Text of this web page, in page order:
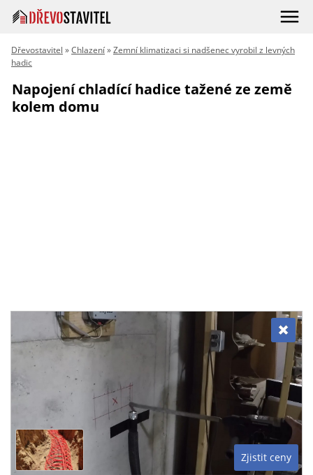
Dřevostavitel »Chlazení»Zemní klimatizaci si nadšenec vyrobil z levných
hadic
Napojení chladící hadice tažené ze země
kolem domu
Zjistit ceny